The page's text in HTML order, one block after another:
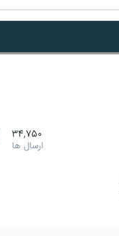
34,750
ارسال ها